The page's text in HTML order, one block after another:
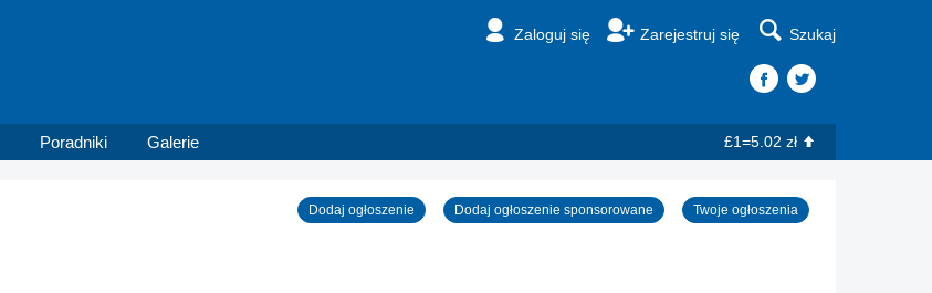
Zaloguj się Zarejestruj się Szukaj
Poradniki Galerie £1=5.02 zł
Dodaj ogłoszenie Dodaj ogłoszenie sponsorowane Twoje ogłoszenia